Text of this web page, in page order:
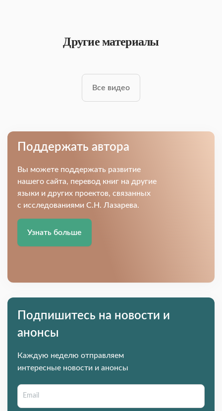
Другие материалы
Все видео
Поддержать автора
Вы можете поддержать развитие
нашего сайта, перевод книг на другие
языки и других проектов, связанных
с исследованиями С.Н. Лазарева.
Узнать больше
Подпишитесь на новости и
анонсы
Каждую неделю отправляем
интересные новости и анонсы